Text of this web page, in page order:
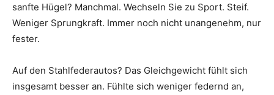
sanfte Hügel? Manchmal. Wechseln Sie zu Sport. Steif.
Weniger Sprungkraft. Immer noch nicht unangenehm, nur
fester.
Auf den Stahlfederautos? Das Gleichgewicht fühlt sich
insgesamt besser an. Fühlte sich weniger federnd an,